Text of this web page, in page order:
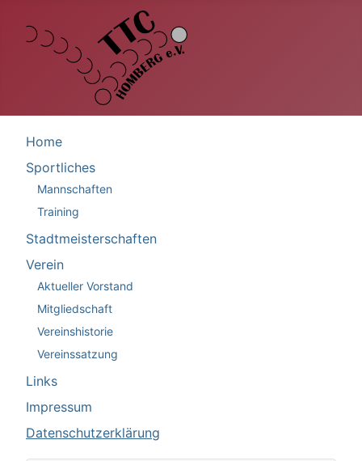
Home
Sportliches
Mannschaften
Training
Stadtmeisterschaften
Verein
Aktueller Vorstand
Mitgliedschaft
Vereinshistorie
Vereinssatzung
Links
Impressum
Datenschutzerklärung